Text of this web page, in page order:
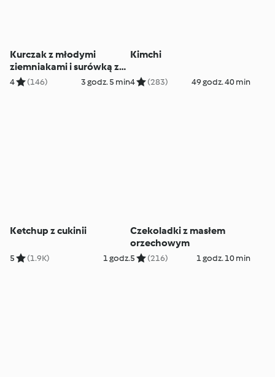
Kurczak z młodymi
ziemniakami i surówką z
selera
4 (146) 3 godz. 5 min
Kimchi
4 (283) 49 godz. 40 min
Ketchup z cukinii
5 (1.9K) 1 godz.
Czekoladki z masłem
orzechowym
5 (216) 1 godz. 10 min